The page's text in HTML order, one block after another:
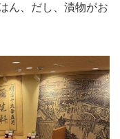
ん、だし、漬物がお